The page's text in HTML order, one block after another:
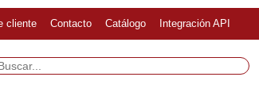
cliente Contacto Catálogo Integración API